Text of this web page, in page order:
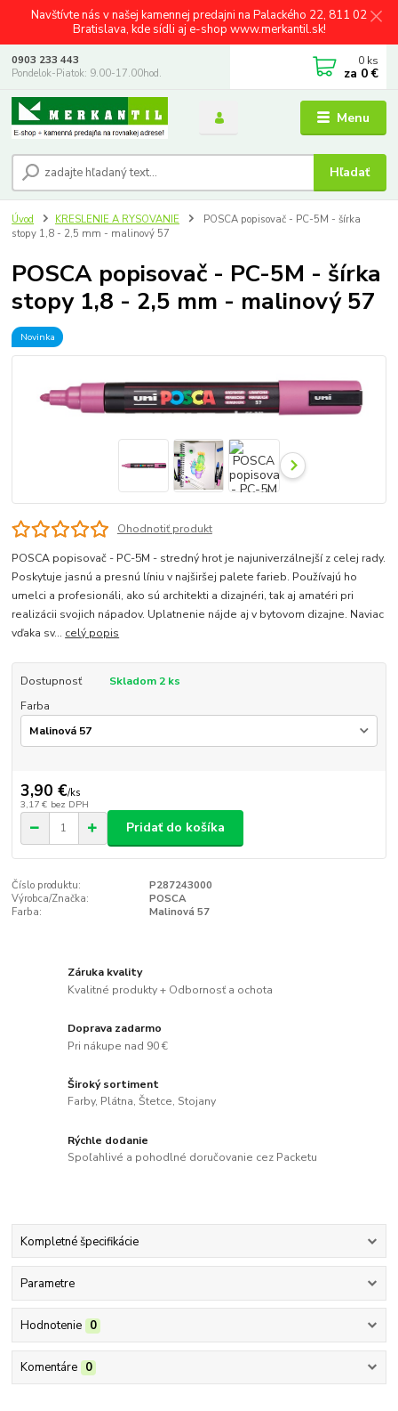
Navštívte nás v našej kamennej predajni na Palackého 22, 811 02
Bratislava, kde sídli aj e-shop www.merkantil.sk!
Menu
Hľadať
0903 233 443
Pondelok-Piatok: 9.00-17.00hod.
0 ks
za 0 €
Úvod KRESLENIE A RYSOVANIE
POSCA popisovač - PC-5M - šírka
stopy 1,8 - 2,5 mm - malinový 57
POSCA popisovač - PC-5M - šírka
stopy 1,8 - 2,5 mm - malinový 57
Novinka
Ohodnotiť produkt
POSCA popisovač - PC-5M - stredný hrot je najuniverzálnejší z celej rady.
Poskytuje jasnú a presnú líniu v najširšej palete farieb. Používajú ho
umelci a profesionáli, ako sú architekti a dizajnéri, tak aj amatéri pri
realizácii svojich nápadov. Uplatnenie nájde aj v bytovom dizajne. Naviac
vďaka sv... celý popis
Dostupnosť
Skladom 2 ks
Farba
3,90 €/ks
3,17 € bez DPH
Pridať do košíka
Číslo produktu:
P287243000
Výrobca/Značka:
POSCA
Farba:
Malinová 57
Záruka kvality
Kvalitné produkty + Odbornosť a ochota
Doprava zadarmo
Pri nákupe nad 90 €
Široký sortiment
Farby, Plátna, Štetce, Stojany
Rýchle dodanie
Spoľahlivé a pohodlné doručovanie cez Packetu
Kompletné špecifikácie
Parametre
Hodnotenie 0
Komentáre 0